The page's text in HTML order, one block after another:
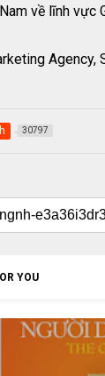
về lĩnh
Agency,
30797
YOU